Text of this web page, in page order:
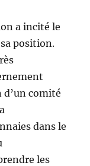
a incité le
position.
comité
dans le
les